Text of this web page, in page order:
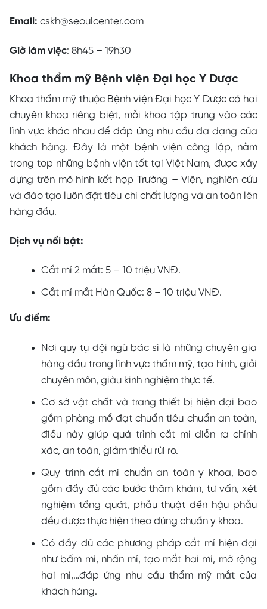
Email: cskh@seoulcenter.com
Giờ làm việc: 8h45 – 19h30
Khoa thẩm mỹ Bệnh viện Đại học Y Dược
Khoa thẩm mỹ thuộc Bệnh viện Đại học Y Dược có hai
chuyên khoa riêng biệt, mỗi khoa tập trung vào các
lĩnh vực khác nhau để đáp ứng nhu cầu đa dạng của
khách hàng. Đây là một bệnh viện công lập, nằm
trong top những bệnh viện tốt tại Việt Nam, được xây
dựng trên mô hình kết hợp Trường – Viện, nghiên cứu
và đào tạo luôn đặt tiêu chí chất lượng và an toàn lên
hàng đầu.
Dịch vụ nổi bật:
Cắt mí 2 mắt: 5 – 10 triệu VNĐ.
Cắt mí mắt Hàn Quốc: 8 – 10 triệu VNĐ.
Ưu điểm:
Nơi quy tụ đội ngũ bác sĩ là những chuyên gia
hàng đầu trong lĩnh vực thẩm mỹ, tạo hình, giỏi
chuyên môn, giàu kinh nghiệm thực tế.
Cơ sở vật chất và trang thiết bị hiện đại bao
gồm phòng mổ đạt chuẩn tiêu chuẩn an toàn,
điều này giúp quá trình cắt mí diễn ra chính
xác, an toàn, giảm thiểu rủi ro.
Quy trình cắt mí chuẩn an toàn y khoa, bao
gồm đầy đủ các bước thăm khám, tư vấn, xét
nghiệm tổng quát, phẫu thuật đến hậu phẫu
đều được thực hiện theo đúng chuẩn y khoa.
Có đầy đủ các phương pháp cắt mí hiện đại
như bấm mí, nhấn mí, tạo mắt hai mí, mở rộng
hai mí,…đáp ứng nhu cầu thẩm mỹ mắt của
khách hàng.